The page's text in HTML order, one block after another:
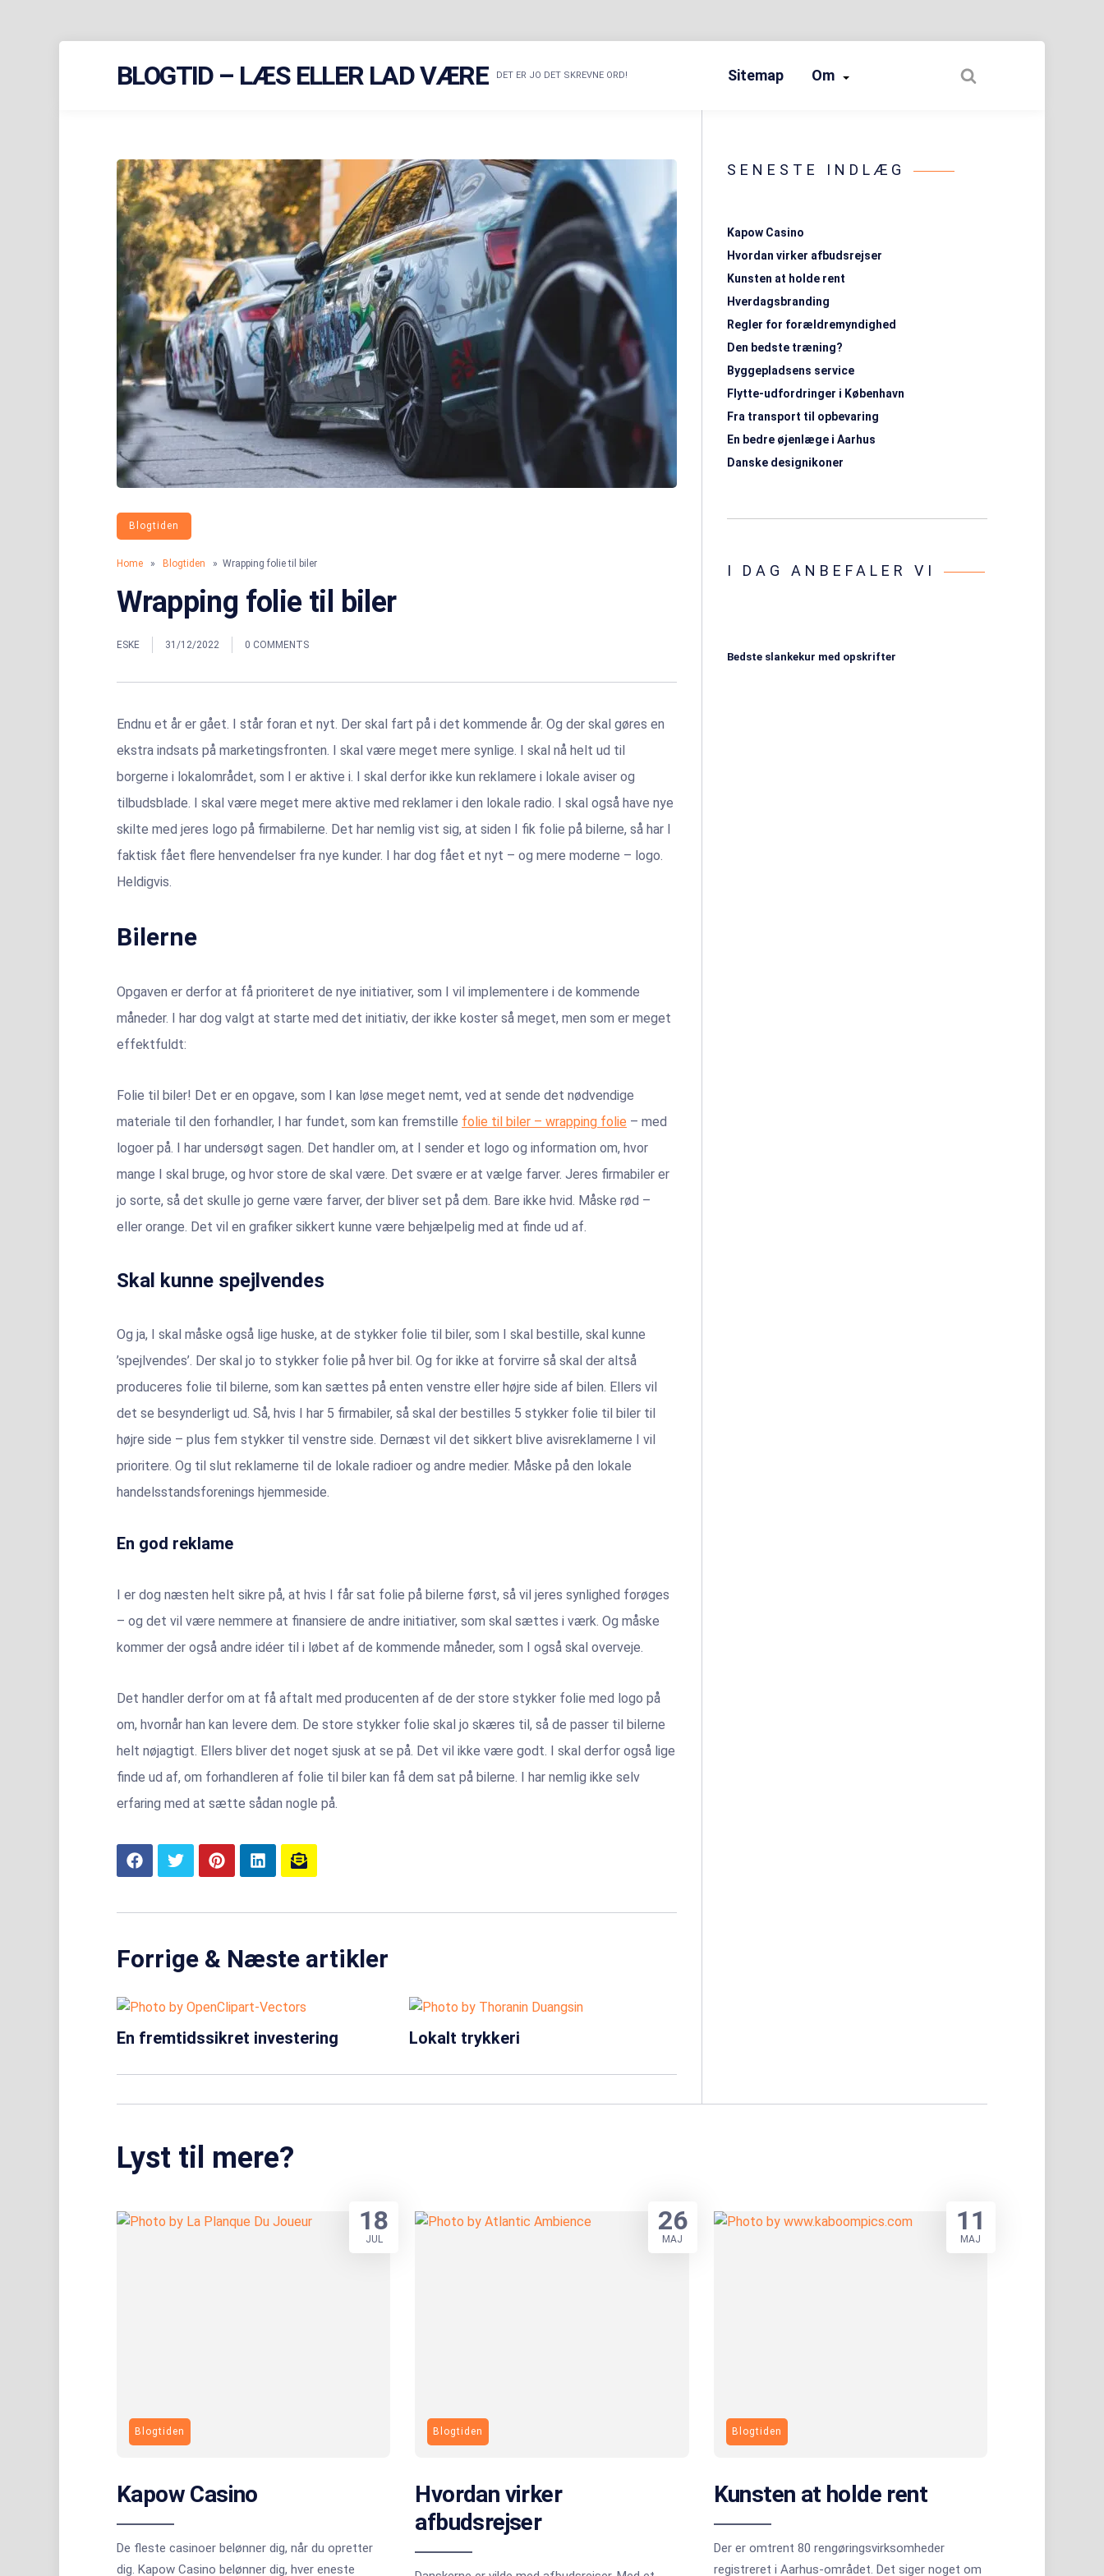
BLOGTID – LÆS ELLER LAD VÆRE DET ER JO DET SKREVNE ORD! Sitemap Om
Blogtiden
Home » Blogtiden » Wrapping folie til biler
Wrapping folie til biler
ESKE 31/12/2022 0 COMMENTS
Endnu et år er gået. I står foran et nyt. Der skal fart på i det kommende år. Og der skal gøres en
ekstra indsats på marketingsfronten. I skal være meget mere synlige. I skal nå helt ud til
borgerne i lokalområdet, som I er aktive i. I skal derfor ikke kun reklamere i lokale aviser og
tilbudsblade. I skal være meget mere aktive med reklamer i den lokale radio. I skal også have nye
skilte med jeres logo på firmabilerne. Det har nemlig vist sig, at siden I fik folie på bilerne, så har I
faktisk fået flere henvendelser fra nye kunder. I har dog fået et nyt – og mere moderne – logo.
Heldigvis.
Bilerne
Opgaven er derfor at få prioriteret de nye initiativer, som I vil implementere i de kommende
måneder. I har dog valgt at starte med det initiativ, der ikke koster så meget, men som er meget
effektfuldt:
Folie til biler! Det er en opgave, som I kan løse meget nemt, ved at sende det nødvendige
materiale til den forhandler, I har fundet, som kan fremstille folie til biler – wrapping folie – med
logoer på. I har undersøgt sagen. Det handler om, at I sender et logo og information om, hvor
mange I skal bruge, og hvor store de skal være. Det svære er at vælge farver. Jeres firmabiler er
jo sorte, så det skulle jo gerne være farver, der bliver set på dem. Bare ikke hvid. Måske rød –
eller orange. Det vil en grafiker sikkert kunne være behjælpelig med at finde ud af.
Skal kunne spejlvendes
Og ja, I skal måske også lige huske, at de stykker folie til biler, som I skal bestille, skal kunne
’spejlvendes’. Der skal jo to stykker folie på hver bil. Og for ikke at forvirre så skal der altså
produceres folie til bilerne, som kan sættes på enten venstre eller højre side af bilen. Ellers vil
det se besynderligt ud. Så, hvis I har 5 firmabiler, så skal der bestilles 5 stykker folie til biler til
højre side – plus fem stykker til venstre side. Dernæst vil det sikkert blive avisreklamerne I vil
prioritere. Og til slut reklamerne til de lokale radioer og andre medier. Måske på den lokale
handelsstandsforenings hjemmeside.
En god reklame
I er dog næsten helt sikre på, at hvis I får sat folie på bilerne først, så vil jeres synlighed forøges
– og det vil være nemmere at finansiere de andre initiativer, som skal sættes i værk. Og måske
kommer der også andre idéer til i løbet af de kommende måneder, som I også skal overveje.
Det handler derfor om at få aftalt med producenten af de der store stykker folie med logo på
om, hvornår han kan levere dem. De store stykker folie skal jo skæres til, så de passer til bilerne
helt nøjagtigt. Ellers bliver det noget sjusk at se på. Det vil ikke være godt. I skal derfor også lige
finde ud af, om forhandleren af folie til biler kan få dem sat på bilerne. I har nemlig ikke selv
erfaring med at sætte sådan nogle på.
Forrige & Næste artikler
En fremtidssikret investering Lokalt trykkeri
SENESTE INDLÆG
Kapow Casino
Hvordan virker afbudsrejser
Kunsten at holde rent
Hverdagsbranding
Regler for forældremyndighed
Den bedste træning?
Byggepladsens service
Flytte-udfordringer i København
Fra transport til opbevaring
En bedre øjenlæge i Aarhus
Danske designikoner
I DAG ANBEFALER VI
Bedste slankekur med opskrifter
Lyst til mere?
Blogtiden
Kapow Casino
De fleste casinoer belønner dig, når du opretter
dig. Kapow Casino belønner dig, hver eneste
18
JUL
Blogtiden
Hvordan virker
afbudsrejser
26
MAJ
Blogtiden
Kunsten at holde rent
Der er omtrent 80 rengøringsvirksomheder
registreret i Aarhus-området. Det siger noget om
11
MAJ